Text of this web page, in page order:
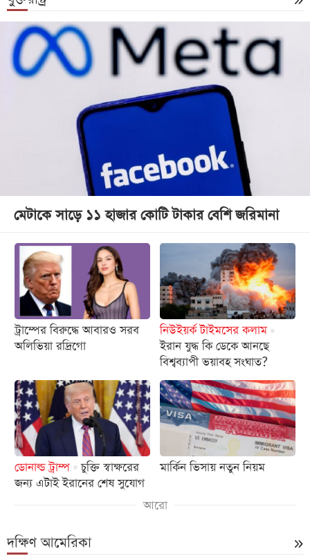
মেটাকে সাড়ে ১১ হাজার কোটি টাকার বেশি জরিমানা
ট্রাম্পের বিরুদ্ধে আবারও সরব
অলিভিয়া রদ্রিগো
নিউইয়র্ক টাইমসের কলাম
ইরান যুদ্ধ কি ডেকে আনছে
বিশ্বব্যাপী ভয়াবহ সংঘাত?
ডোনাল্ড ট্রাম্প
চুক্তি স্বাক্ষরের
জন্য এটাই ইরানের শেষ সুযোগ
মার্কিন ভিসায় নতুন নিয়ম
আরো
দক্ষিণ আমেরিকা